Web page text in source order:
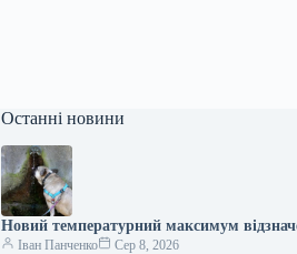
Останні новини
Новий температурний максимум
Іван Панченко
Сер 8, 2026